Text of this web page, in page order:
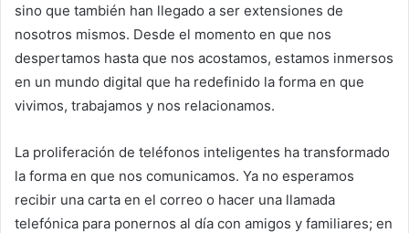
sino que también han llegado a ser extensiones de
nosotros mismos. Desde el momento en que nos
despertamos hasta que nos acostamos, estamos inmersos
en un mundo digital que ha redefinido la forma en que
vivimos, trabajamos y nos relacionamos.
La proliferación de teléfonos inteligentes ha transformado
la forma en que nos comunicamos. Ya no esperamos
recibir una carta en el correo o hacer una llamada
telefónica para ponernos al día con amigos y familiares; en